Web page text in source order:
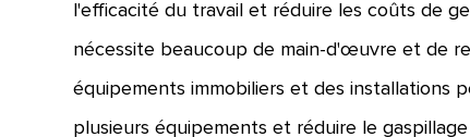
l'efficacité du travail et réduire les coûts de
nécessite beaucoup de main-d'œuvre et de
équipements immobiliers et des installations
plusieurs équipements et réduire le